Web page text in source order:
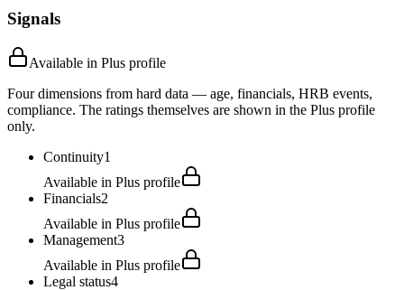
Signals
Available in Plus profile
Four dimensions from hard data — age, financials, HRB events,
compliance. The ratings themselves are shown in the Plus profile
only.
Continuity1
Available in Plus profile
Financials2
Available in Plus profile
Management3
Available in Plus profile
Legal status4